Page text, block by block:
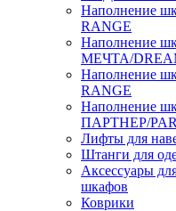
Наполнение
RANGE
Наполнение
МЕЧТА/
Наполнение
RANGE
Наполнение
ПАРТНЕР/
Лифты для
Штанги для
Аксессуары
шкафов
Коврики